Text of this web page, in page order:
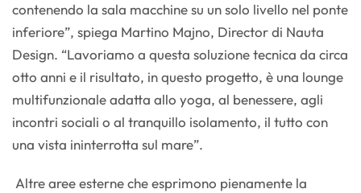
contenendo la sala macchine su un solo livello nel ponte
inferiore”, spiega Martino Majno, Director di Nauta
Design. “Lavoriamo a questa soluzione tecnica da circa
otto anni e il risultato, in questo progetto, è una lounge
multifunzionale adatta allo yoga, al benessere, agli
incontri sociali o al tranquillo isolamento, il tutto con
una vista ininterrotta sul mare”.
Altre aree esterne che esprimono pienamente la